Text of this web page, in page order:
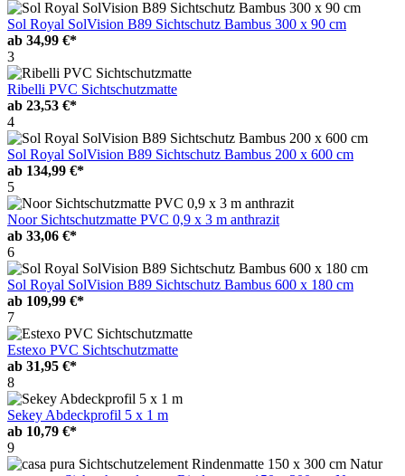
Sol Royal SolVision B89 Sichtschutz Bambus 300 x 90 cm
ab 34,99 €*
3
Ribelli PVC Sichtschutzmatte
ab 23,53 €*
4
Sol Royal SolVision B89 Sichtschutz Bambus 200 x 600 cm
ab 134,99 €*
5
Noor Sichtschutzmatte PVC 0,9 x 3 m anthrazit
ab 33,06 €*
6
Sol Royal SolVision B89 Sichtschutz Bambus 600 x 180 cm
ab 109,99 €*
7
Estexo PVC Sichtschutzmatte
ab 31,95 €*
8
Sekey Abdeckprofil 5 x 1 m
ab 10,79 €*
9